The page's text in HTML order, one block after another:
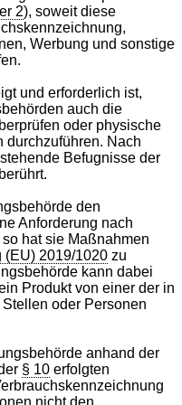
2), soweit diese
Werbung und sonstige
und erforderlich ist,
auch die
oder physische
durchzuführen. Nach
Befugnisse der
den
Anforderung nach
hat sie Maßnahmen
(EU) 2019/1020 zu
kann dabei
Produkt von einer der in
oder Personen
anhand der
§ 10 erfolgten
nicht den